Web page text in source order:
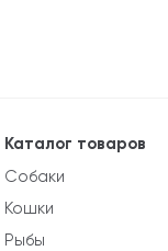
Каталог товаров
Собаки
Кошки
Рыбы